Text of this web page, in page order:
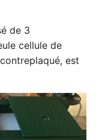
de 3
cellule de
est